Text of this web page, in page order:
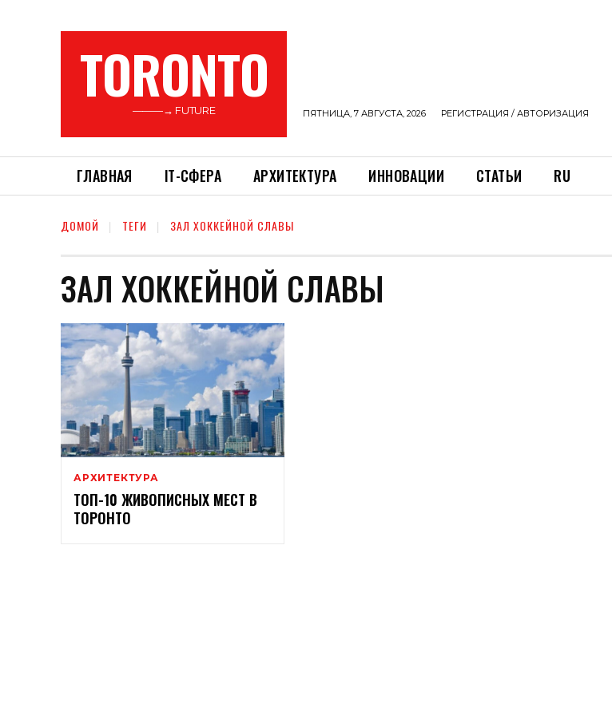
TORONTO
———→ FUTURE ПЯТНИЦА, 7 АВГУСТА, 2026 РЕГИСТРАЦИЯ / АВТОРИЗАЦИЯ
ГЛАВНАЯ ІТ-СФЕРА АРХИТЕКТУРА ИННОВАЦИИ СТАТЬИ RU
ДОМОЙ ТЕГИ ЗАЛ ХОККЕЙНОЙ СЛАВЫ
ЗАЛ ХОККЕЙНОЙ СЛАВЫ
АРХИТЕКТУРА
ТОП-10 ЖИВОПИСНЫХ МЕСТ В
ТОРОНТО